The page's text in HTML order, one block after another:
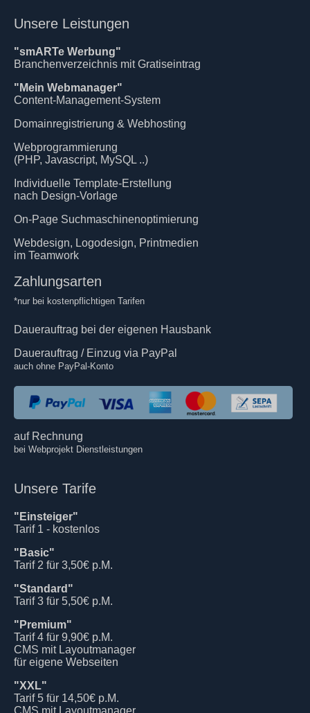
Unsere Leistungen
"smARTe Werbung"
Branchenverzeichnis mit Gratiseintrag
"Mein Webmanager"
Content-Management-System
Domainregistrierung & Webhosting
Webprogrammierung
(PHP, Javascript, MySQL ..)
Individuelle Template-Erstellung
nach Design-Vorlage
On-Page Suchmaschinenoptimierung
Webdesign, Logodesign, Printmedien
im Teamwork
Zahlungsarten
*nur bei kostenpflichtigen Tarifen
Dauerauftrag bei der eigenen Hausbank
Dauerauftrag / Einzug via PayPal
auch ohne PayPal-Konto
auf Rechnung
bei Webprojekt Dienstleistungen
Unsere Tarife
"Einsteiger"
Tarif 1 - kostenlos
"Basic"
Tarif 2 für 3,50€ p.M.
"Standard"
Tarif 3 für 5,50€ p.M.
"Premium"
Tarif 4 für 9,90€ p.M.
CMS mit Layoutmanager
für eigene Webseiten
"XXL"
Tarif 5 für 14,50€ p.M.